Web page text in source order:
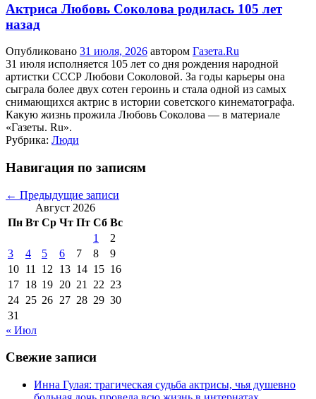
Актриса Любовь Соколова родилась 105 лет
назад
Опубликовано 31 июля, 2026 автором Газета.Ru
31 июля исполняется 105 лет со дня рождения народной
артистки СССР Любови Соколовой. За годы карьеры она
сыграла более двух сотен героинь и стала одной из самых
снимающихся актрис в истории советского кинематографа.
Какую жизнь прожила Любовь Соколова — в материале
«Газеты. Ru».
Рубрика: Люди
Навигация по записям
← Предыдущие записи
Август 2026
Пн Вт Ср Чт Пт Сб Вс
1
2
3
4 5 6 7 8
9
10 11 12 13 14 15 16
17 18 19 20 21 22 23
24 25 26 27 28 29 30
31
« Июл
Свежие записи
Инна Гулая: трагическая судьба актрисы, чья душевно